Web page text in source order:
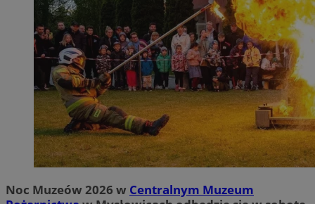
Noc Muzeów 2026 w Centralnym Muzeum